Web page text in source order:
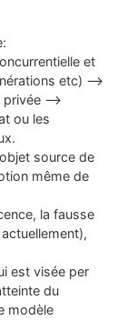
et
etc) —>
privée —>
ou les
source de
même de
la fausse
est visée per
du
modèle